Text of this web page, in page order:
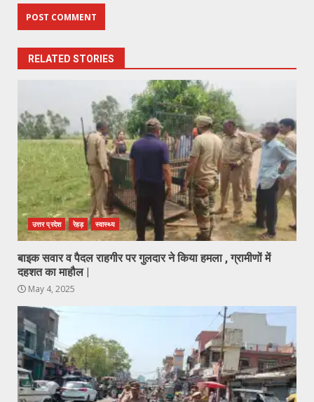
RELATED STORIES
उत्तर प्रदेश रेहड़ स्वास्थ्य
बाइक सवार व पैदल राहगीर पर गुलदार ने किया हमला , ग्रामीणों में
दहशत का माहौल |
May 4, 2025